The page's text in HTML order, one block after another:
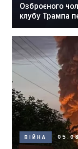
Озброєного
клубу Трампа
ВІЙНА